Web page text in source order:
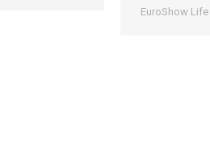
EuroShow Life